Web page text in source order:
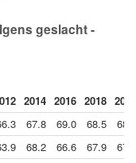
geslacht -
2014 2016 2018 2021
67.8 69.0 68.5
68.9
68.2 66.6 67.9
67.7